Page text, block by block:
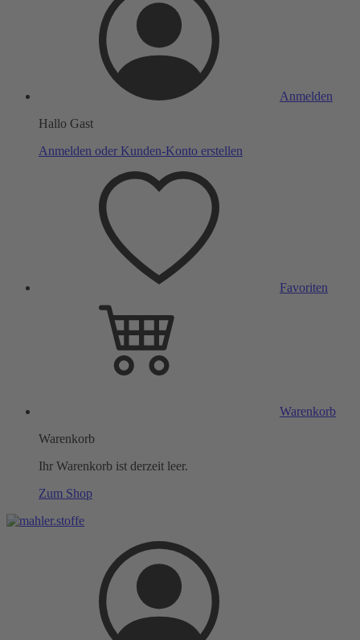
Anmelden
Hallo Gast
Anmelden oder Kunden-Konto erstellen
Favoriten
Warenkorb
Warenkorb
Ihr Warenkorb ist derzeit leer.
Zum Shop